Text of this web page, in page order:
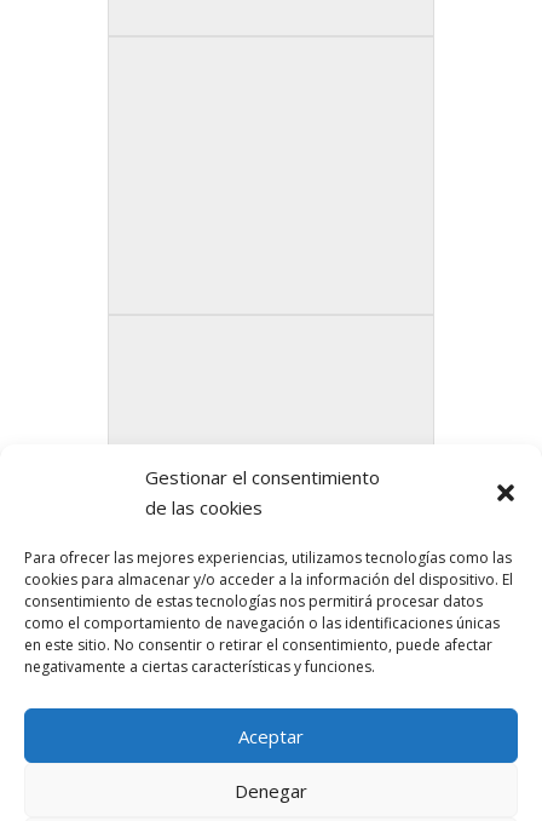
Gestionar el consentimiento
de las cookies
Para ofrecer las mejores experiencias, utilizamos tecnologías como las
cookies para almacenar y/o acceder a la información del dispositivo. El
consentimiento de estas tecnologías nos permitirá procesar datos
como el comportamiento de navegación o las identificaciones únicas
en este sitio. No consentir o retirar el consentimiento, puede afectar
negativamente a ciertas características y funciones.
Aceptar
Denegar
AGEBH OS DESEA FELIZ NAVIDAD Y FELIZ AÑO NUEVO!!
IV SUBASTA DE ARTE BENÉFICA AGEBH